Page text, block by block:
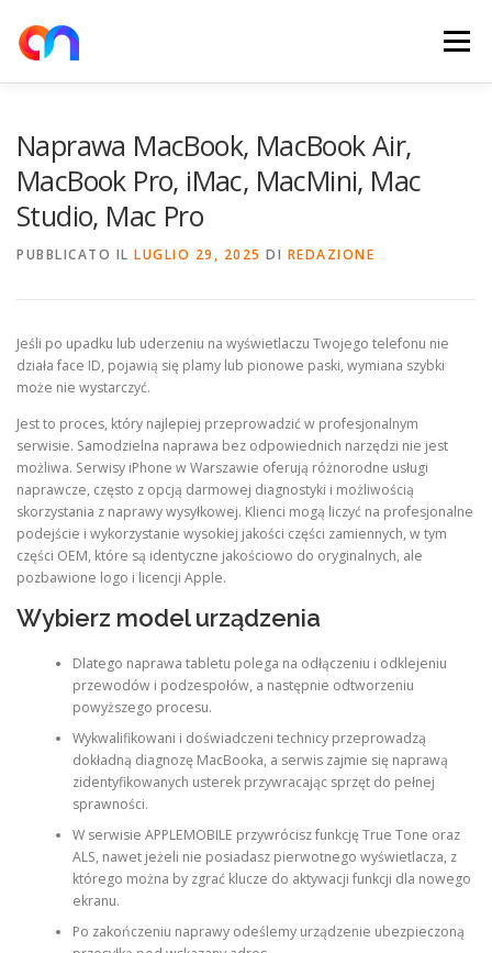
contenuto
Menu
NEWS SHOP
Naprawa MacBook, MacBook Air,
MacBook Pro, iMac, MacMini, Mac
Studio, Mac Pro
PUBBLICATO IL LUGLIO 29, 2025 DI REDAZIONE
Jeśli po upadku lub uderzeniu na wyświetlaczu Twojego telefonu nie
działa face ID, pojawią się plamy lub pionowe paski, wymiana szybki
może nie wystarczyć.
Jest to proces, który najlepiej przeprowadzić w profesjonalnym
serwisie. Samodzielna naprawa bez odpowiednich narzędzi nie jest
możliwa. Serwisy iPhone w Warszawie oferują różnorodne usługi
naprawcze, często z opcją darmowej diagnostyki i możliwością
skorzystania z naprawy wysyłkowej. Klienci mogą liczyć na profesjonalne
podejście i wykorzystanie wysokiej jakości części zamiennych, w tym
części OEM, które są identyczne jakościowo do oryginalnych, ale
pozbawione logo i licencji Apple.
Wybierz model urządzenia
Dlatego naprawa tabletu polega na odłączeniu i odklejeniu
przewodów i podzespołów, a następnie odtworzeniu
powyższego procesu.
Wykwalifikowani i doświadczeni technicy przeprowadzą
dokładną diagnozę MacBooka, a serwis zajmie się naprawą
zidentyfikowanych usterek przywracając sprzęt do pełnej
sprawności.
W serwisie APPLEMOBILE przywrócisz funkcję True Tone oraz
ALS, nawet jeżeli nie posiadasz pierwotnego wyświetlacza, z
którego można by zgrać klucze do aktywacji funkcji dla nowego
ekranu.
Po zakończeniu naprawy odeślemy urządzenie ubezpieczoną